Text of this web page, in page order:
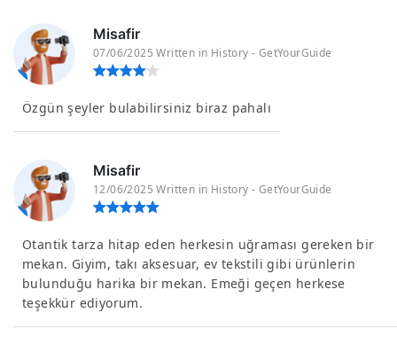
Misafir
07/06/2025 Written in History - GetYourGuide
Özgün şeyler bulabilirsiniz biraz pahalı
Misafir
12/06/2025 Written in History - GetYourGuide
Otantik tarza hitap eden herkesin uğraması gereken bir
mekan. Giyim, takı aksesuar, ev tekstili gibi ürünlerin
bulunduğu harika bir mekan. Emeği geçen herkese
teşekkür ediyorum.